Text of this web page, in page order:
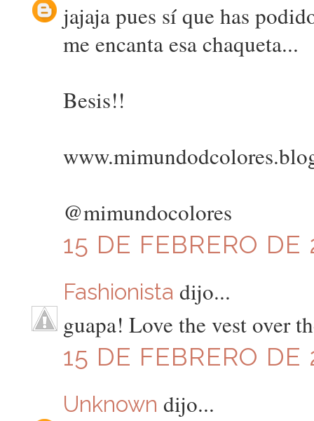
jajaja pues sí que has
me encanta esa chaqueta...
Besis!!
@mimundocolores
15 DE FEBRERO
Fashionista dijo...
guapa! Love the vest over
15 DE FEBRERO
Unknown dijo...